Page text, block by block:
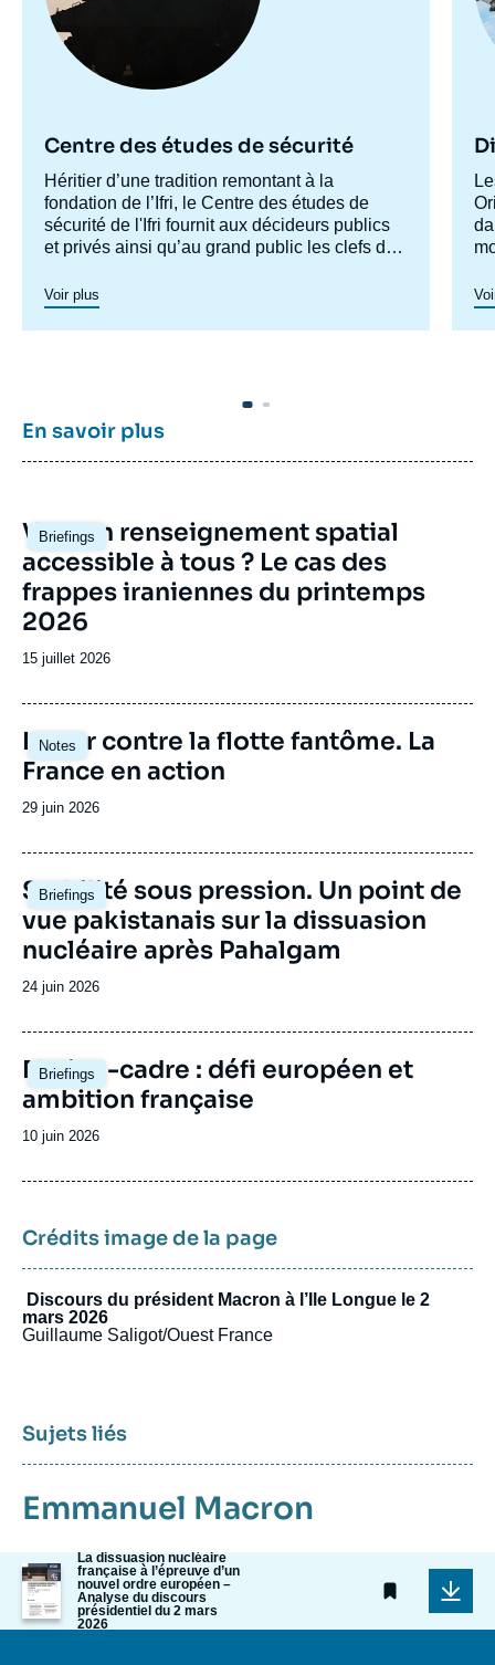
Centre des études de sécurité
Accroche
centre
Héritier d’une tradition remontant à la
fondation de l’Ifri, le Centre des études de
sécurité de l'Ifri fournit aux décideurs publics
et privés ainsi qu’au grand public les clefs de
modes de conflictualité contemporains et à
venir. Par son positionnement à la jointure du
politique et de l’opérationnel, la crédibilité de
le Centre des études de sécurité constitue
dans le paysage français des
pôle unique de recherche et d’influence sur le
débat de défense national et international.
Voir plus
En savoir plus
Briefings
Image
principale
Vers un renseignement spatial
accessible à tous ? Le cas des
frappes iraniennes du printemps
2026
Date
publication
15 juillet 2026
Notes
Image
principale
Lutter contre la flotte fantôme. La
France en action
Date
publication
29 juin 2026
Briefings
Image
principale
Stabilité sous pression. Un point de
vue pakistanais sur la dissuasion
nucléaire après Pahalgam
Date
publication
24 juin 2026
Briefings
Image
principale
Nation-cadre : défi européen et
ambition française
Date
publication
10 juin 2026
Crédits image de la page
Discours du président Macron à l’Ile Longue le 2
mars 2026
Guillaume Saligot/Ouest France
Sujets liés
Emmanuel Macron
Image
de
couverture
de
La dissuasion nucléaire
française à l’épreuve d’un
nouvel ordre européen –
Analyse du discours
présidentiel du 2 mars
2026